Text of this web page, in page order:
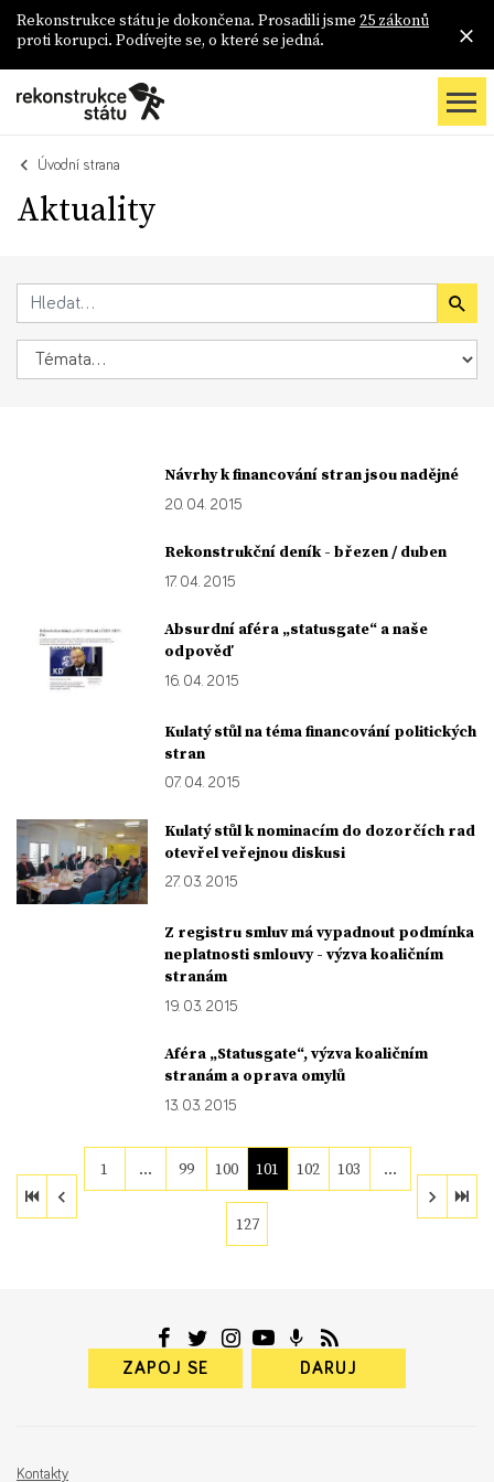
Rekonstrukce státu je dokončena. Prosadili jsme 25 zákonů
proti korupci. Podívejte se, o které se jedná.
Úvodní strana
Aktuality
Návrhy k financování stran jsou nadějné
20. 04. 2015
Rekonstrukční deník - březen / duben
17. 04. 2015
Absurdní aféra „statusgate“ a naše
odpověď
16. 04. 2015
Kulatý stůl na téma financování politických
stran
07. 04. 2015
Kulatý stůl k nominacím do dozorčích rad
otevřel veřejnou diskusi
27. 03. 2015
Z registru smluv má vypadnout podmínka
neplatnosti smlouvy - výzva koaličním
stranám
19. 03. 2015
Aféra „Statusgate“, výzva koaličním
stranám a oprava omylů
13. 03. 2015
1 … 99 100 101 102 103 …
127
ZAPOJ SE DARUJ
Kontakty